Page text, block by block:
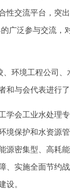
性交流平台，突
广泛参与交流，
环境工程公司、
和与会代表进行了
会工业水处理
境保护和水资源
源密集型、高耗
、实施全面节约
设。